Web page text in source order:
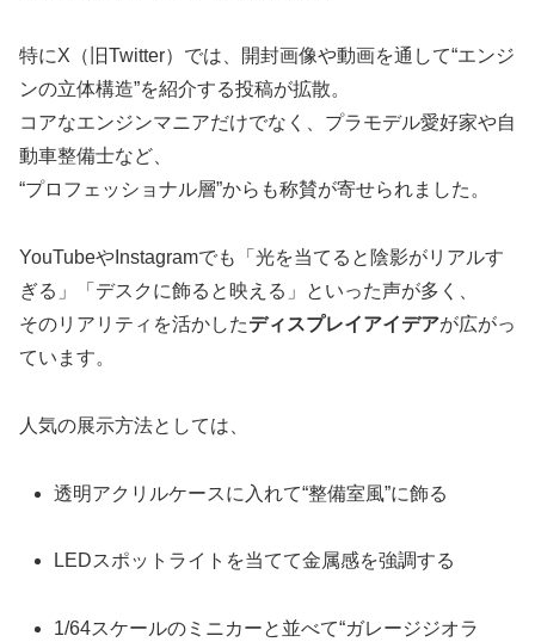
特にX（旧Twitter）では、開封画像や動画を通して“エンジ
ンの立体構造”を紹介する投稿が拡散。
コアなエンジンマニアだけでなく、プラモデル愛好家や自
動車整備士など、
“プロフェッショナル層”からも称賛が寄せられました。
YouTubeやInstagramでも「光を当てると陰影がリアルす
ぎる」「デスクに飾ると映える」といった声が多く、
そのリアリティを活かしたディスプレイアイデアが広がっ
ています。
人気の展示方法としては、
透明アクリルケースに入れて“整備室風”に飾る
LEDスポットライトを当てて金属感を強調する
1/64スケールのミニカーと並べて“ガレージジオラ